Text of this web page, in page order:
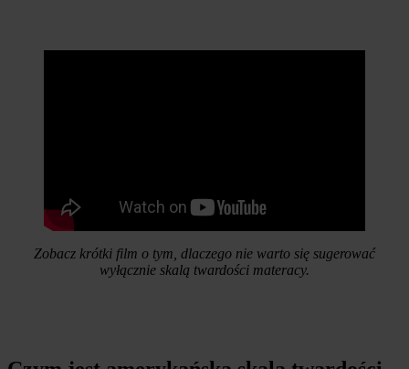
Zobacz krótki film o tym, dlaczego nie warto się sugerować
wyłącznie skalą twardości materacy.